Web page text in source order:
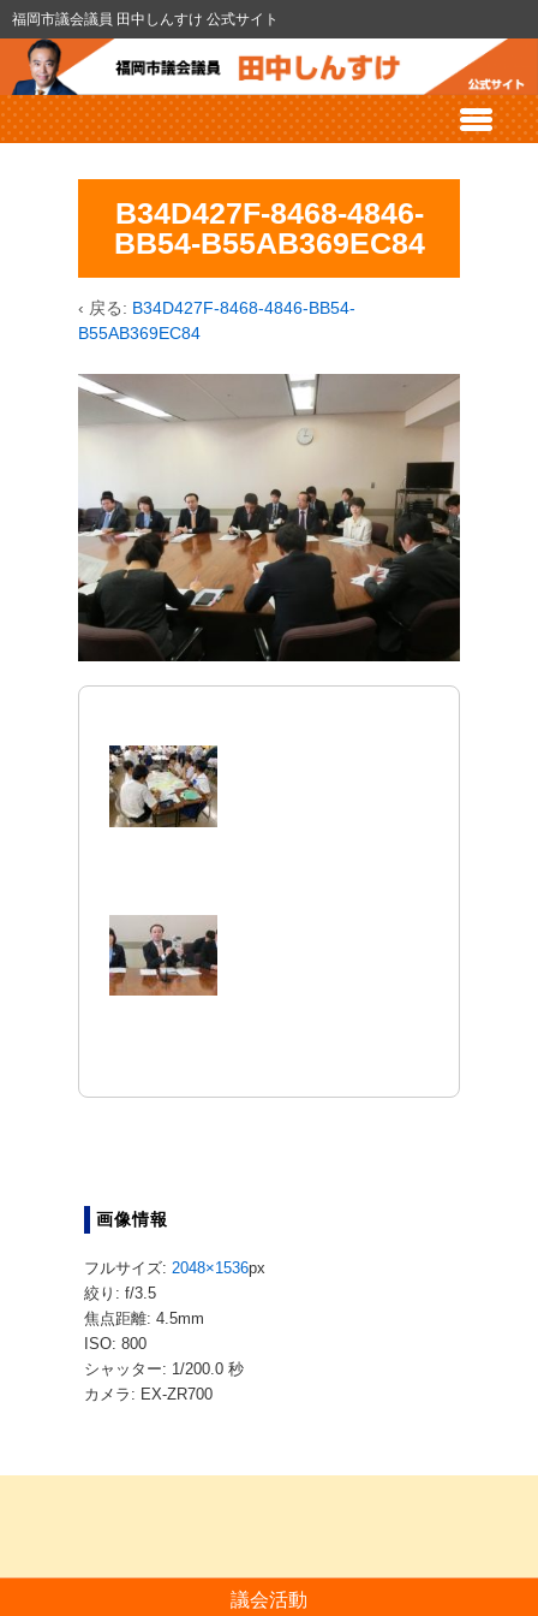
福岡市議会議員 田中しんすけ 公式サイト
B34D427F-8468-4846-
BB54-B55AB369EC84
‹ 戻る: B34D427F-8468-4846-BB54-
B55AB369EC84
画像情報
フルサイズ: 2048×1536px
絞り: f/3.5
焦点距離: 4.5mm
ISO: 800
シャッター: 1/200.0 秒
カメラ: EX-ZR700
議会活動